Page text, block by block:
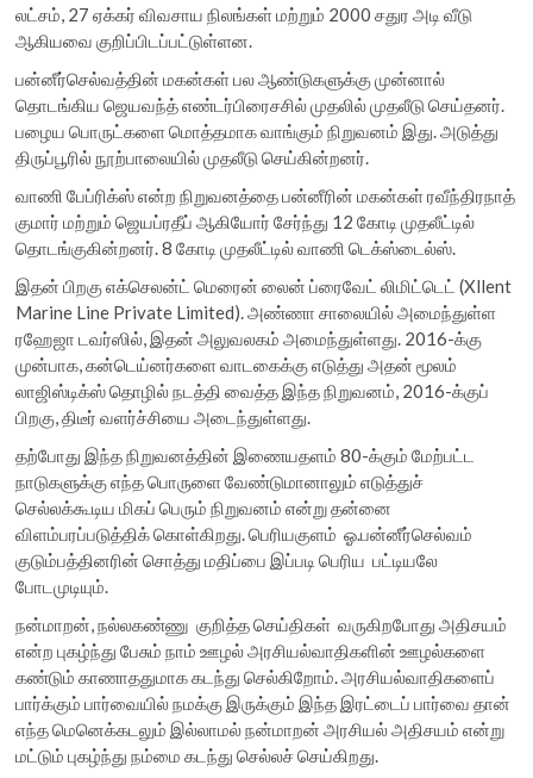
லட்சம், 27 ஏக்கர் விவசாய நிலங்கள் மற்றும் 2000 சதுர அடி வீடு
ஆகியவை குறிப்பிடப்பட்டுள்ளன.
பன்னீர்செல்வத்தின் மகன்கள் பல ஆண்டுகளுக்கு முன்னால்
தொடங்கிய ஜெயவந்த் எண்டர்பிரைசசில் முதலில் முதலீடு செய்தனர்.
பழைய பொருட்களை மொத்தமாக வாங்கும் நிறுவனம் இது. அடுத்து
திருப்பூரில் நூற்பாலையில் முதலீடு செய்கின்றனர்.
வாணி பேப்ரிக்ஸ் என்ற நிறுவனத்தை பன்னீரின் மகன்கள் ரவீந்திரநாத்
குமார் மற்றும் ஜெயப்ரதீப் ஆகியோர் சேர்ந்து 12 கோடி முதலீட்டில்
தொடங்குகின்றனர். 8 கோடி முதலீட்டில் வாணி டெக்ஸ்டைல்ஸ்.
இதன் பிறகு எக்செலன்ட் மெரைன் லைன் ப்ரைவேட் லிமிட்டெட் (Xllent
Marine Line Private Limited). அண்ணா சாலையில் அமைந்துள்ள
ரஹேஜா டவர்ஸில், இதன் அலுவலகம் அமைந்துள்ளது. 2016-க்கு
முன்பாக, கன்டெய்னர்களை வாடகைக்கு எடுத்து அதன் மூலம்
லாஜிஸ்டிக்ஸ் தொழில் நடத்தி வைத்த இந்த நிறுவனம், 2016-க்குப்
பிறகு, திடீர் வளர்ச்சியை அடைந்துள்ளது.
தற்போது இந்த நிறுவனத்தின் இணையதளம் 80-க்கும் மேற்பட்ட
நாடுகளுக்கு எந்த பொருளை வேண்டுமானாலும் எடுத்துச்
செல்லக்கூடிய மிகப் பெரும் நிறுவனம் என்று தன்னை
விளம்பரப்படுத்திக் கொள்கிறது. பெரியகுளம் ஓ.பன்னீர்செல்வம்
குடும்பத்தினரின் சொத்து மதிப்பை இப்படி பெரிய பட்டியலே
போடமுடியும்.
நன்மாறன், நல்லகண்ணு குறித்த செய்திகள் வருகிறபோது அதிசயம்
என்ற புகழ்ந்து பேசும் நாம் ஊழல் அரசியல்வாதிகளின் ஊழல்களை
கண்டும் காணாததுமாக கடந்து செல்கிறோம். அரசியல்வாதிகளைப்
பார்க்கும் பார்வையில் நமக்கு இருக்கும் இந்த இரட்டைப் பார்வை தான்
எந்த மெனெக்கடலும் இல்லாமல் நன்மாறன் அரசியல் அதிசயம் என்று
மட்டும் புகழ்ந்து நம்மை கடந்து செல்லச் செய்கிறது.